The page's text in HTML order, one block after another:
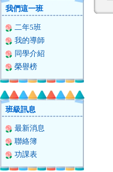
我們這一班
二年5班
我的導師
同學介紹
榮譽榜
班級訊息
最新消息
聯絡簿
功課表